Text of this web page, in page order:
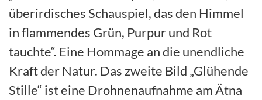
überirdisches Schauspiel, das den Himmel
in flammendes Grün, Purpur und Rot
tauchte“. Eine Hommage an die unendliche
Kraft der Natur. Das zweite Bild „Glühende
Stille“ ist eine Drohnenaufnahme am Ätna